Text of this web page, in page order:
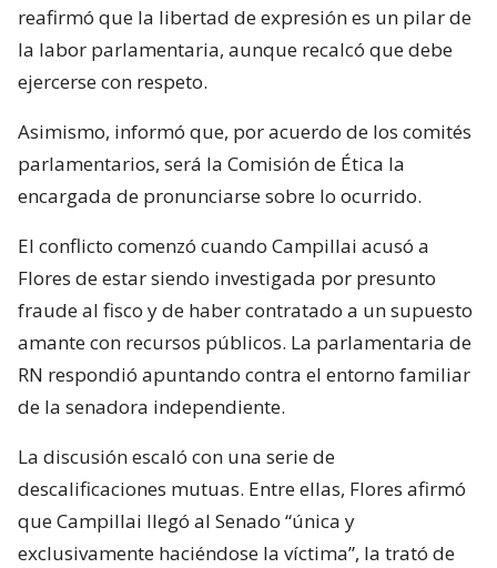
reafirmó que la libertad de expresión es un pilar de
la labor parlamentaria, aunque recalcó que debe
ejercerse con respeto.
Asimismo, informó que, por acuerdo de los comités
parlamentarios, será la Comisión de Ética la
encargada de pronunciarse sobre lo ocurrido.
El conflicto comenzó cuando Campillai acusó a
Flores de estar siendo investigada por presunto
fraude al fisco y de haber contratado a un supuesto
amante con recursos públicos. La parlamentaria de
RN respondió apuntando contra el entorno familiar
de la senadora independiente.
La discusión escaló con una serie de
descalificaciones mutuas. Entre ellas, Flores afirmó
que Campillai llegó al Senado “única y
exclusivamente haciéndose la víctima”, la trató de